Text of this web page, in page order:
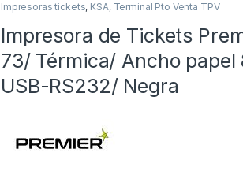
Impresoras tickets, KSA, Terminal Pto Venta TPV
Impresora de Tickets
73/ Térmica/ Ancho papel
USB-RS232/ Negra